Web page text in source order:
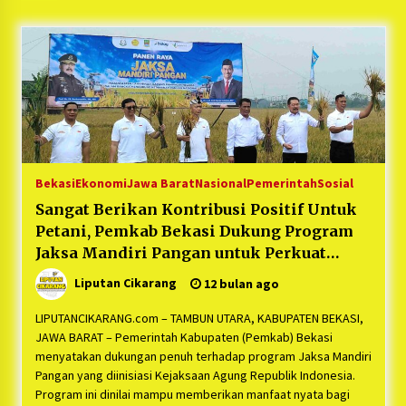
5 bulan ago
PNM Hadir dalam Setiap Langkah Dikha, Penari
Aura Farming yang Viral Ternyata Anak
Nasabah PNM Mekaar
1 tahun ago
Duh Kacau Banget, Karena Kecewa Tak Dapat
Fasilitas yang Sesuai, Para Peserta Retret
Sebelum Waktunya
1 tahun ago
Kartini Penggerak Lingkungan dari Sampah
1 tahun ago
Aman Sampai Tujuan BUMN 2025
1 tahun ago
Ketua Umum Jurpala KOSMI Indonesia Gilang
BekasiEkonomiJawa BaratNasionalPemerintahSosial
Sangat Berikan Kontribusi Positif Untuk
Petani, Pemkab Bekasi Dukung Program
Jaksa Mandiri Pangan untuk Perkuat
Ketahanan Pangan
Liputan Cikarang 12 bulan ago
LIPUTANCIKARANG.com – TAMBUN UTARA, KABUPATEN BEKASI,
JAWA BARAT – Pemerintah Kabupaten (Pemkab) Bekasi
menyatakan dukungan penuh terhadap program Jaksa Mandiri
Pangan yang diinisiasi Kejaksaan Agung Republik Indonesia.
Program ini dinilai mampu memberikan manfaat nyata bagi